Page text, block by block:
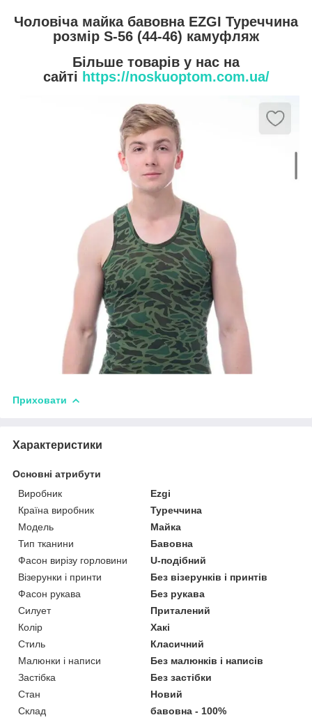
Чоловіча майка бавовна EZGI Туреччина
розмір S-56 (44-46) камуфляж
Більше товарів у нас на
сайті https://noskuoptom.com.ua/
Приховати
Характеристики
Основні атрибути
Виробник
Ezgi
Країна виробник
Туреччина
Модель
Майка
Тип тканини
Бавовна
Фасон вирізу горловини
U-подібний
Візерунки і принти
Без візерунків і принтів
Фасон рукава
Без рукава
Силует
Приталений
Колір
Хакі
Стиль
Класичний
Малюнки і написи
Без малюнків і написів
Застібка
Без застібки
Стан
Новий
Склад
бавовна - 100%